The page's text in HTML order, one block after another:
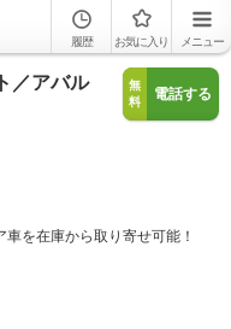
履歴 お気に入り メニュー
／アバル
無
料
電話する
を在庫から取り寄せ可能！